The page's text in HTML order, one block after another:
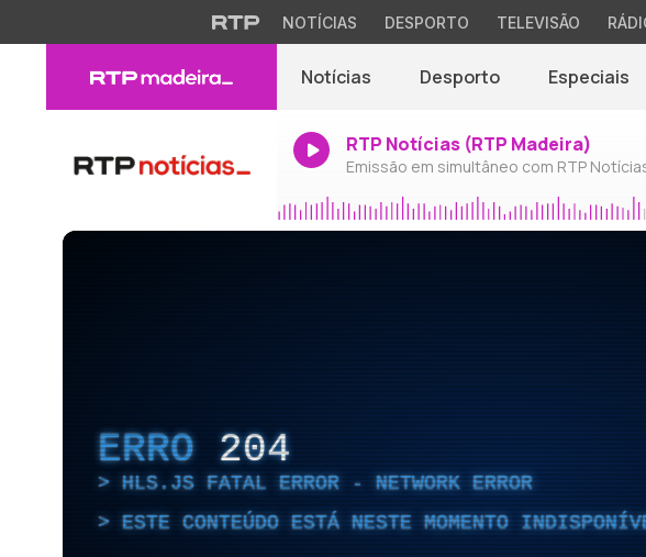
NOTÍCIAS DESPORTO TELEVISÃO
Notícias Desporto Especiais
RTP Notícias (RTP Madeira)
Emissão em simultâneo com RTP
ERRO 204
HLS.JS FATAL ERROR - NETWORK ERROR
ESTE CONTEÚDO ESTÁ NESTE MOMENTO